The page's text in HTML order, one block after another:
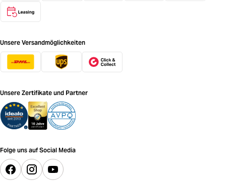
Unsere Versandmöglichkeiten
Unsere Zertifikate und Partner
Folge uns auf Social Media